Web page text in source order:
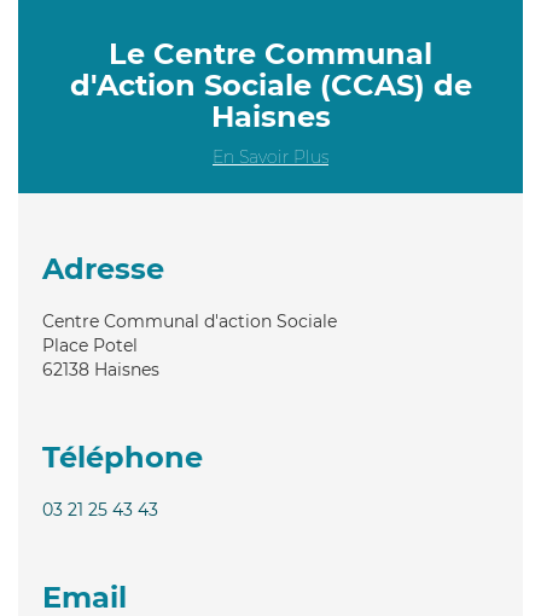
Le Centre Communal
d'Action Sociale (CCAS) de
Haisnes
En Savoir Plus
Adresse
Centre Communal d'action Sociale
Place Potel
62138 Haisnes
Téléphone
03 21 25 43 43
Email